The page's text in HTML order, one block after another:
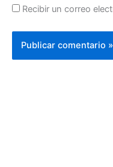
Recibir un correo